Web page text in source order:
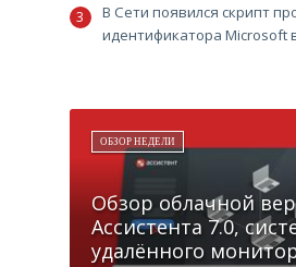
В Сети появился скрипт
идентификатора Microsoft
ОБЗОР НЕДЕЛИ
Обзор облачной
Ассистента 7.0,
удалённого